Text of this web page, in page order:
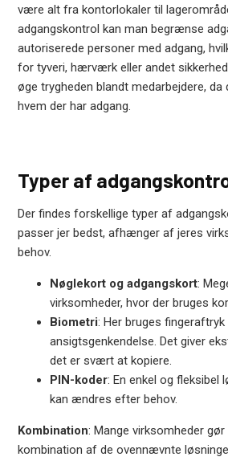
være alt fra kontorlokaler til
adgangskontrol kan man begrænse
autoriserede personer med adgang,
for tyveri, hærværk eller andet
øge trygheden blandt medarbejdere, da
hvem der har adgang.
Typer af
Der findes forskellige typer af
passer jer bedst, afhænger af jeres
behov.
Nøglekort og adgangskort:
virksomheder, hvor der bruges
Biometri: Her bruges fingeraftryk
ansigtsgenkendelse. Det giver
det er svært at kopiere.
PIN-koder: En enkel og fleksibel
kan ændres efter behov.
Kombination: Mange virksomheder
kombination af de ovennævnte